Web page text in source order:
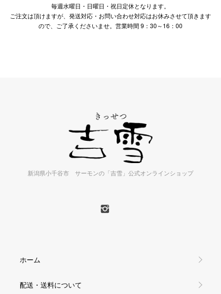
毎週水曜日・日曜日・祝日定休となります。
ご注文は頂けますが、発送対応・お問い合わせ対応はお休みさせて頂きます
ので、ご了承くださいませ。営業時間 9：30～16：00
新潟県小千谷市 サーモンの「吉雪」公式オンラインショップ
ホーム
配送・送料について